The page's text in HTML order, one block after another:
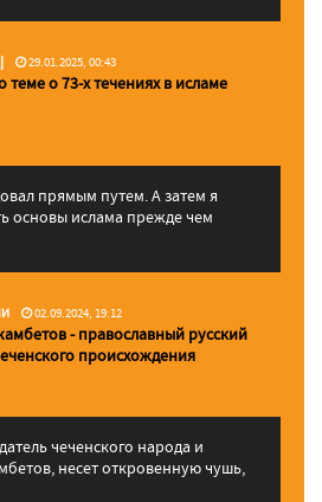
29.01.2025, 00:43
теме о 73-х течениях в исламе
прямым путем. А затем я
основы ислама прежде чем
02.09.2024, 19:12
- православный русский
происхождения
чеченского народа и
несет откровенную чушь,